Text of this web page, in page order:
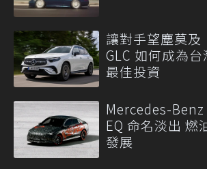
讓對手望塵莫及
GLC 如何成為台
最佳投資
Mercedes-
EQ 命名淡出 燃
發展